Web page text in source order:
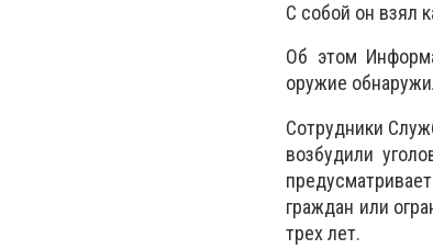
С собой он взял
Об этом
оружие
Сотрудники
возбудили
граждан или
трех лет.